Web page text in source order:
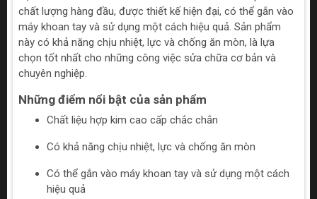
chất lượng hàng đầu, được thiết kế hiện đại, có thể gắn vào
máy khoan tay và sử dụng một cách hiệu quả. Sản phẩm
này có khả năng chịu nhiệt, lực và chống ăn mòn, là lựa
chọn tốt nhất cho những công việc sửa chữa cơ bản và
chuyên nghiệp.
Những điểm nổi bật của sản phẩm
Chất liệu hợp kim cao cấp chắc chắn
Có khả năng chịu nhiệt, lực và chống ăn mòn
Có thể gắn vào máy khoan tay và sử dụng một cách
hiệu quả